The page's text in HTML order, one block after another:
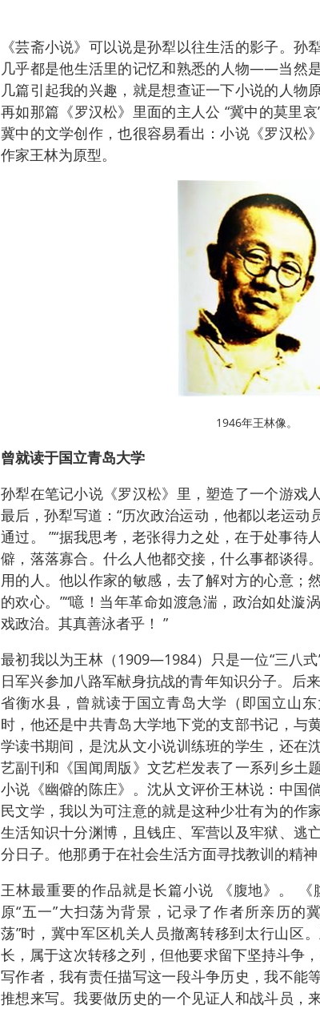
《芸斋小说》可以说是孙犁以往生活的影子。孙
几乎都是他生活里的记忆和熟悉的人物——当然
几篇引起我的兴趣，就是想查证一下小说的人物
再如那篇《罗汉松》里面的主人公 “冀中的莫里
冀中的文学创作，也很容易看出：小说《罗汉松
作家王林为原型。
1946年王林像。
曾就读于国立青岛大学
孙犁在笔记小说《罗汉松》里，塑造了一个游戏
最后，孙犁写道：“历次政治运动，他都以老运动
通过。 ”“据我思考，老张得力之处，在于处事待
僻，落落寡合。什么人他都交接，什么事都谈得
用的人。他以作家的敏感，去了解对方的心意；
的欢心。”“噫！当年革命如渡急湍，政治如处漩
戏政治。其真善泳者乎！ ”
最初我以为王林（1909—1984）只是一位“三八
日军兴参加八路军献身抗战的青年知识分子。后
省衡水县，曾就读于国立青岛大学（即国立山
时，他还是中共青岛大学地下党的支部书记，与
学读书期间，是沈从文小说训练班的学生，还在
艺副刊和《国闻周版》文艺栏发表了一系列乡土
小说《幽僻的陈庄》。沈从文评价王林说：中国
民文学，我以为可注意的就是这种少壮有为的作
生活知识十分渊博，且钱庄、军营以及牢狱、逃
分日子。他那勇于在社会生活方面寻找教训的精神
王林最重要的作品就是长篇小说 《腹地》。
原“五一”大扫荡为背景，记录了作者所亲历的
荡”时，冀中军区机关人员撤离转移到太行山区
长，属于这次转移之列，但他要求留下坚持斗争
写作者，我有责任描写这一段斗争历史，我不能
推想来写。我要做历史的一个见证人和战斗员，